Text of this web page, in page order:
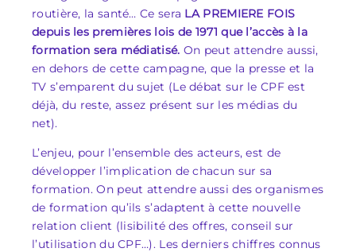
routière, la santé… Ce sera LA PREMIERE FOIS
depuis les premières lois de 1971 que l’accès à la
formation sera médiatisé. On peut attendre aussi,
en dehors de cette campagne, que la presse et la
TV s’emparent du sujet (Le débat sur le CPF est
déjà, du reste, assez présent sur les médias du
net).
L’enjeu, pour l’ensemble des acteurs, est de
développer l’implication de chacun sur sa
formation. On peut attendre aussi des organismes
de formation qu’ils s’adaptent à cette nouvelle
relation client (lisibilité des offres, conseil sur
l’utilisation du CPF…). Les derniers chiffres connus